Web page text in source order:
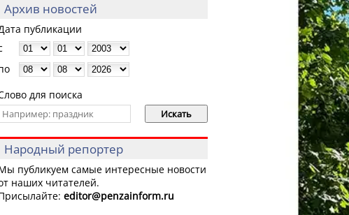
Архив новостей
публикации
для поиска
Народный репортер
публикуем самые интересные новости
наших читателей.
editor@penzainform.ru